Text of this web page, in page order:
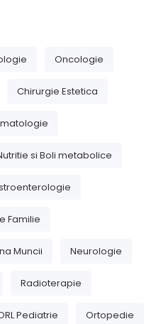
Oncologie
Chirurgie Estetica
si Boli metabolice
Familie
Muncii Neurologie
Radioterapie
Pediatrie Ortopedie